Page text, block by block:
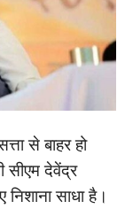
से बाहर हो
सीएम देवेंद्र
साधा है।